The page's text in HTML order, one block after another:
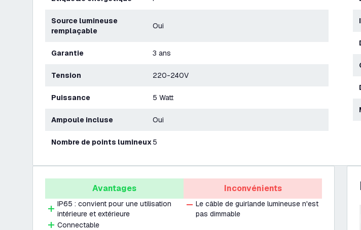
Source lumineuse
remplaçable
Oui
Garantie 3 ans
Tension 220-240V
Puissance 5 Watt
Ampoule incluse Oui
Nombre de points lumineux5
Avantages
IP65 : convient pour une utilisation
intérieure et extérieure
Connectable
Inconvénients
Le câble de guirlande lumineuse n'est
pas dimmable